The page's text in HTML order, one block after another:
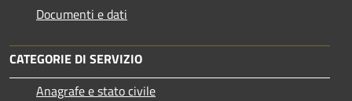
Documenti e dati
CATEGORIE DI SERVIZIO
Anagrafe e stato civile